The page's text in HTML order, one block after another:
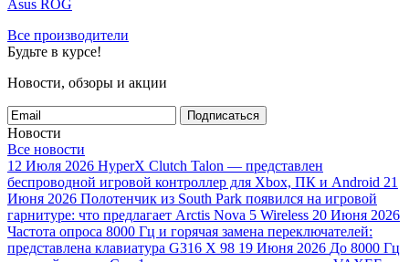
Asus ROG
Все производители
Будьте в курсе!
Новости, обзоры и акции
Подписаться
Новости
Все новости
12 Июля 2026 HyperX Clutch Talon — представлен
беспроводной игровой контроллер для Xbox, ПК и Android 21
Июня 2026 Полотенчик из South Park появился на игровой
гарнитуре: что предлагает Arctis Nova 5 Wireless 20 Июня 2026
Частота опроса 8000 Гц и горячая замена переключателей:
представлена клавиатура G316 X 98 19 Июня 2026 До 8000 Гц